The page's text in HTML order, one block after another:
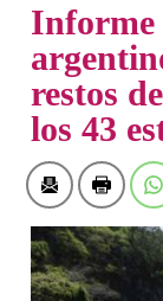
Informe
restos
los 43